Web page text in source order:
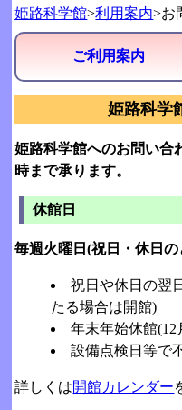
姫路科学館>利用案内>お
ご利用案内
姫路科学
姫路科学館へのお問い合
時まで承ります。
休館日
毎週火曜日(祝日・休日
祝日や休日の翌
たる場合は開館)
年末年始休館(12
設備点検日等で
詳しくは開館カレンダー